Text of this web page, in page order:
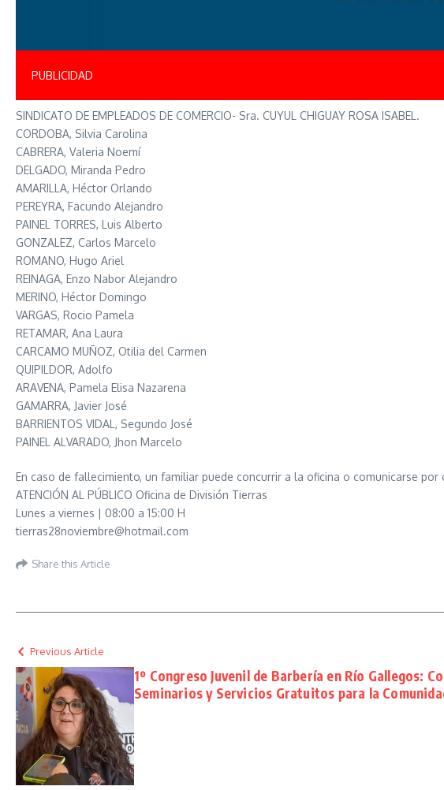
PUBLICIDAD
SINDICATO DE EMPLEADOS DE COMERCIO- Sra. CUYUL CHIGUAY ROSA ISABEL.
CORDOBA, Silvia Carolina
CABRERA, Valeria Noemí
DELGADO, Miranda Pedro
AMARILLA, Héctor Orlando
PEREYRA, Facundo Alejandro
PAINEL TORRES, Luis Alberto
GONZALEZ, Carlos Marcelo
ROMANO, Hugo Ariel
REINAGA, Enzo Nabor Alejandro
MERINO, Héctor Domingo
VARGAS, Rocio Pamela
RETAMAR, Ana Laura
CARCAMO MUÑOZ, Otilia del Carmen
QUIPILDOR, Adolfo
ARAVENA, Pamela Elisa Nazarena
GAMARRA, Javier José
BARRIENTOS VIDAL, Segundo José
PAINEL ALVARADO, Jhon Marcelo
En caso de fallecimiento, un familiar puede concurrir a la oficina o comunicarse
ATENCIÓN AL PÚBLICO Oficina de División Tierras
Lunes a viernes | 08:00 a 15:00 H
tierras28noviembre@hotmail.com
Share this Article
Previous Article
1º Congreso Juvenil de Barbería en Río Gallegos:
Seminarios y Servicios Gratuitos para la